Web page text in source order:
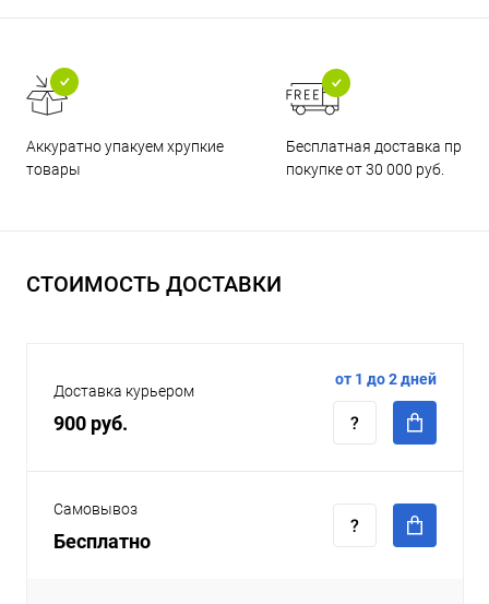
Аккуратно упакуем хрупкие
товары
Бесплатная доставка при
покупке от 30 000 руб.
СТОИМОСТЬ ДОСТАВКИ
Доставка курьером
900 руб.
от 1 до 2 дней
Самовывоз
Бесплатно